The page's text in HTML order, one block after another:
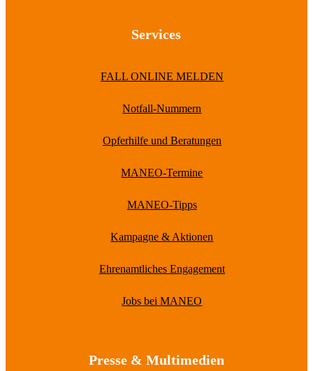
Services
FALL ONLINE MELDEN
Notfall-Nummern
Opferhilfe und Beratungen
MANEO-Termine
MANEO-Tipps
Kampagne & Aktionen
Ehrenamtliches Engagement
Jobs bei MANEO
Presse & Multimedien